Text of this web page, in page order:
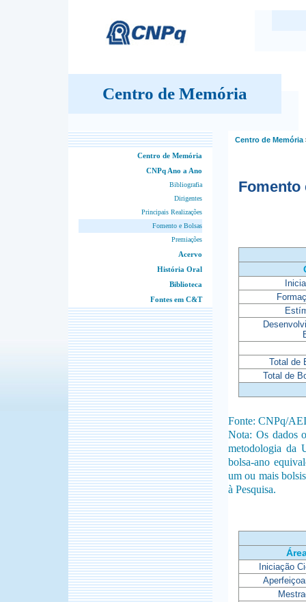
Centro de Memória
Centro de Memória
CNPq Ano a Ano
Bibliografia
Dirigentes
Principais Realizações
Fomento e Bolsas
Premiações
Acervo
História Oral
Biblioteca
Fontes em C&T
Centro de Memória
Fomento
Total de
Total de
Fonte: CNPq/AEI
Nota: Os dados
metodologia da
bolsa-ano
um ou mais
à Pesquisa.
Iniciação